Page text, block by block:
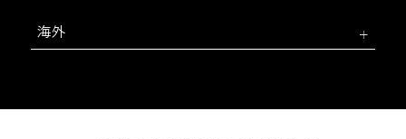
海外